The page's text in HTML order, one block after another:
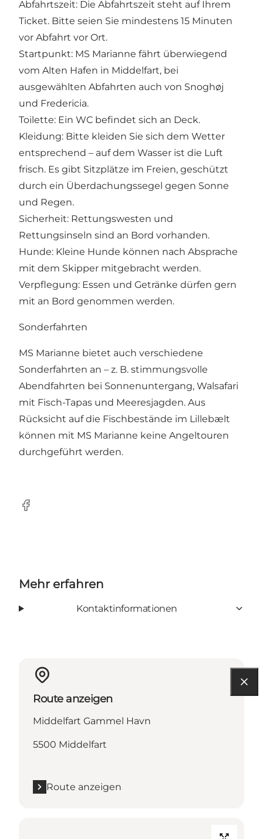
Abfahrtszeit: Die Abfahrtszeit steht auf Ihrem
Ticket. Bitte seien Sie mindestens 15 Minuten
vor Abfahrt vor Ort.
Startpunkt: MS Marianne fährt überwiegend
vom Alten Hafen in Middelfart, bei
ausgewählten Abfahrten auch von Snoghøj
und Fredericia.
Toilette: Ein WC befindet sich an Deck.
Kleidung: Bitte kleiden Sie sich dem Wetter
entsprechend – auf dem Wasser ist die Luft
frisch. Es gibt Sitzplätze im Freien, geschützt
durch ein Überdachungssegel gegen Sonne
und Regen.
Sicherheit: Rettungswesten und
Rettungsinseln sind an Bord vorhanden.
Hunde: Kleine Hunde können nach Absprache
mit dem Skipper mitgebracht werden.
Verpflegung: Essen und Getränke dürfen gern
mit an Bord genommen werden.
Sonderfahrten
MS Marianne bietet auch verschiedene
Sonderfahrten an – z. B. stimmungsvolle
Abendfahrten bei Sonnenuntergang, Walsafari
mit Fisch-Tapas und Meeresjagden. Aus
Rücksicht auf die Fischbestände im Lillebælt
können mit MS Marianne keine Angeltouren
durchgeführt werden.
Facebook
Mehr erfahren
Kontaktinformationen
Route anzeigen
Middelfart Gammel Havn
5500 Middelfart
Route anzeigen